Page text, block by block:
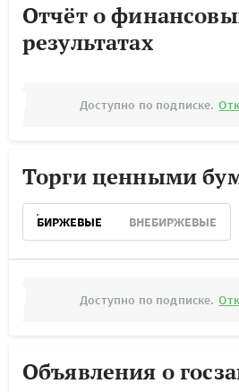
Отчёт о
результатах
Доступно по подписке.
Торги ценными
БИРЖЕВЫЕ ВНЕБИРЖЕВЫЕ
Доступно по подписке.
Объявления о